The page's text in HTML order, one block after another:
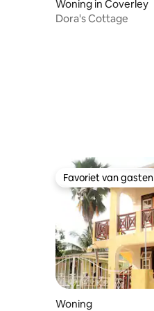
Woning in Coverley
Dora's Cottage
Favoriet van gasten
Favoriet van gasten
Woning